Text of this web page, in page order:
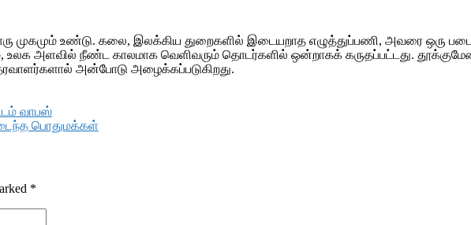
முகமும் உண்டு. கலை, இலக்கிய துறைகளில் இடையறாத எழுத்துப்பணி, அவரை ஒரு
உலக அளவில் நீண்ட காலமாக வெளிவரும் தொடர்களில் ஒன்றாகக் கருதப்பட்டது.
அன்போடு அழைக்கப்படுகிறது.
வாபஸ்
பொதுமக்கள்
*